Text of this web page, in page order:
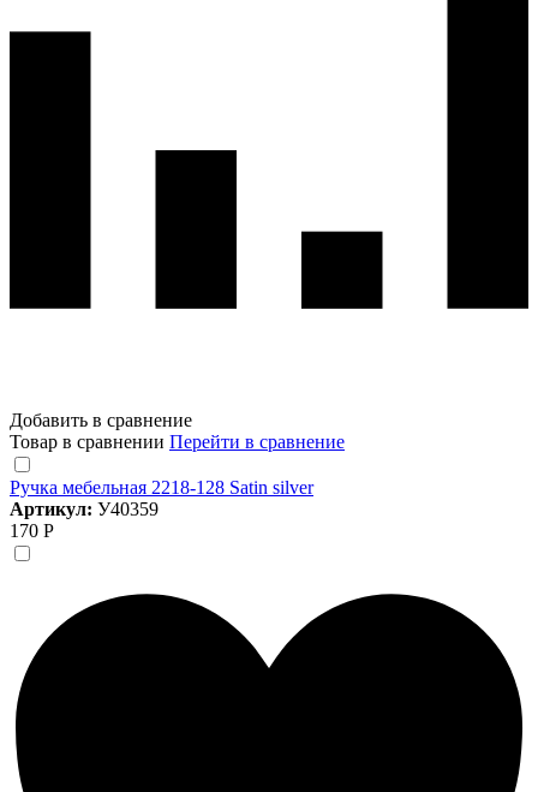
Добавить в сравнение
Товар в сравнении Перейти в сравнение
Ручка мебельная 2218-128 Satin silver
Артикул: У40359
170 Р